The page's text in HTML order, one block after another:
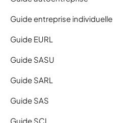
Guide entreprise individuelle
Guide EURL
Guide SASU
Guide SARL
Guide SAS
Guide SCI